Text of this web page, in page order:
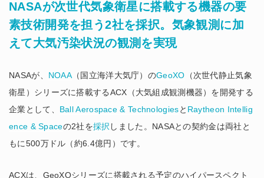
NASAが次世代気象衛星に搭載する機器の要
素技術開発を担う2社を採択。気象観測に加
えて大気汚染状況の観測を実現
NASAが、 NOAA （国立海洋大気庁）のGeoXO （次世代静止気象
衛星）シリーズに搭載するACX（大気組成観測機器）を開発する
企業として、 Ball Aerospace & Technologiesと Raytheon Intellig
ence & Spaceの2社を採択 しました。NASAとの契約金は両社と
もに500万ドル（約6.4億円）です。
ACXは、GeoXOシリーズに搭載される予定のハイパースペクト